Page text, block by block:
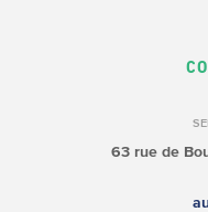
63 rue de